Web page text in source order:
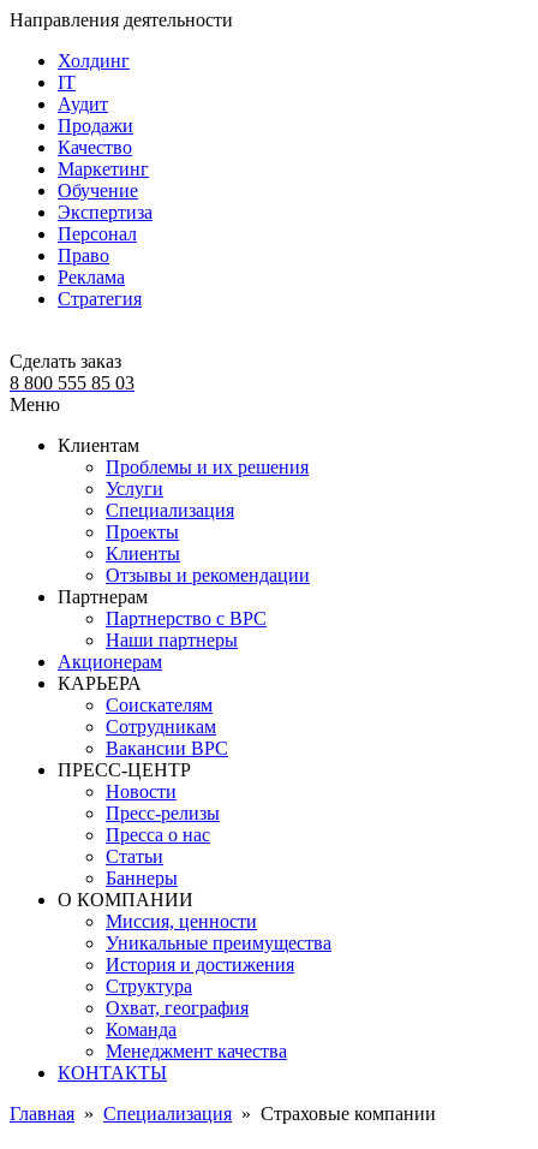
Направления деятельности
Холдинг
IT
Аудит
Продажи
Качество
Маркетинг
Обучение
Экспертиза
Персонал
Право
Реклама
Стратегия
Сделать заказ
8 800 555 85 03
Меню
Клиентам
Проблемы и их решения
Услуги
Специализация
Проекты
Клиенты
Отзывы и рекомендации
Партнерам
Партнерство с BPC
Наши партнеры
Акционерам
КАРЬЕРА
Соискателям
Сотрудникам
Вакансии BPC
ПРЕСС-ЦЕНТР
Новости
Пресс-релизы
Пресса о нас
Статьи
Баннеры
О КОМПАНИИ
Миссия, ценности
Уникальные преимущества
История и достижения
Структура
Охват, география
Команда
Менеджмент качества
КОНТАКТЫ
Главная » Специализация » Страховые компании